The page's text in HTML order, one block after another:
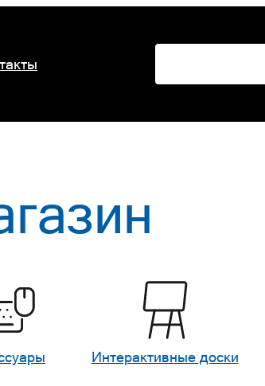
Интерактивные доски